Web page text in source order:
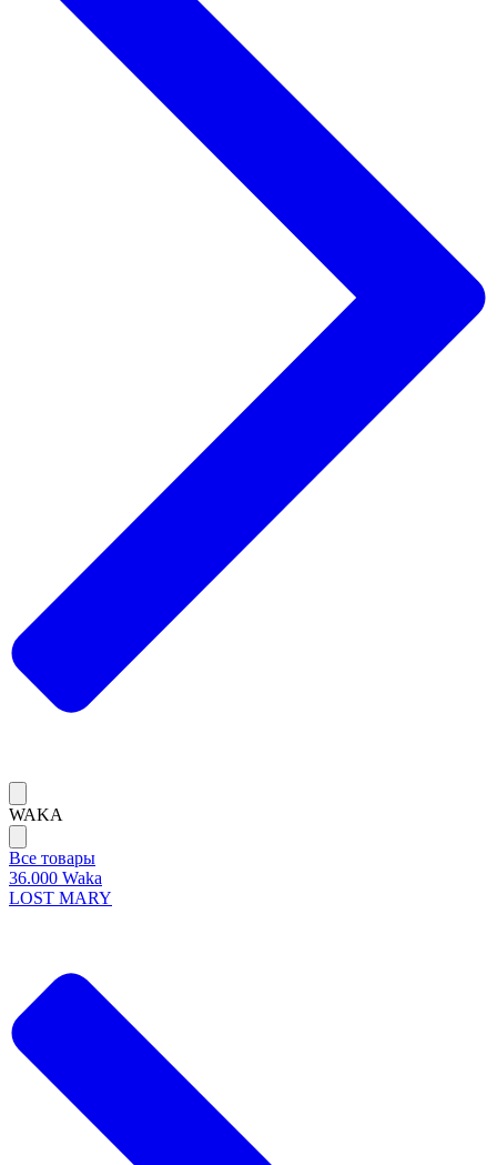
WAKA
Все товары
36.000 Waka
LOST MARY